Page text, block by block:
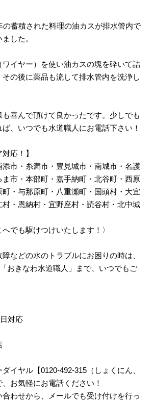
の蓄積された料理の油カスが排水管内で
した。
ワイヤー）を使い油カスの塊を砕いて詰
その後に薬品も流して排水管内を洗浄し
喜んで頂けて良かったです。少しでも
、いつでも水道職人にお電話下さい！
応！】
市・糸満市・豊見城市・南城市・名護
市・本部町・嘉手納町・北谷町・西原
・与那原町・八重瀬町・国頭村・大宜
・恩納村・宜野座村・読谷村・北中城
へでも駆けつけいたします！〉
などの水のトラブルにお困りの時は、
おきなわ水道職人」まで、いつでもご
対応
イヤル【0120-492-315（しょくにん、
お気軽にお電話ください！
わせから、メールでも受け付けを行っ